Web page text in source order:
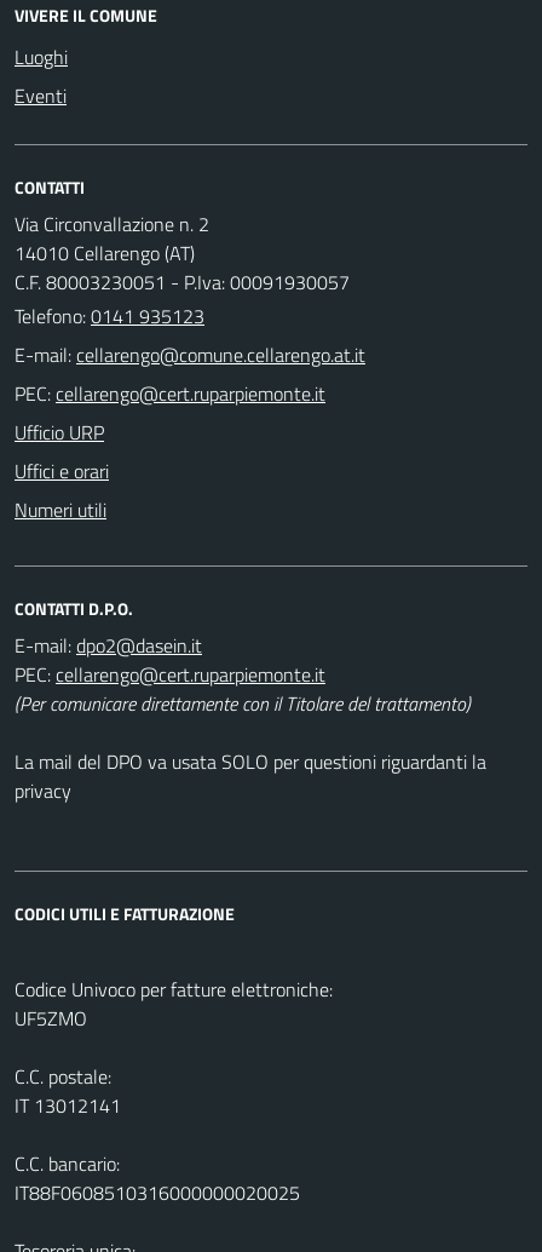
VIVERE IL COMUNE
Luoghi
Eventi
CONTATTI
Via Circonvallazione n. 2
14010 Cellarengo (AT)
C.F. 80003230051 - P.Iva: 00091930057
Telefono:0141 935123
E-mail:
PEC:
Ufficio URP
Uffici e orari
Numeri utili
CONTATTI D.P.O.
E-mail:
PEC:
(Per comunicare direttamente con il Titolare del trattamento)
La mail del DPO va usata SOLO per questioni riguardanti la
privacy
CODICI UTILI E FATTURAZIONE
Codice Univoco per fatture elettroniche:
UF5ZMO
C.C. postale:
IT 13012141
C.C. bancario:
IT88F0608510316000000020025